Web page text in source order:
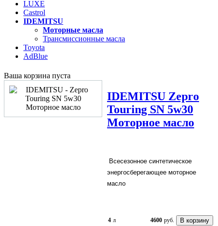
LUXE
Castrol
IDEMITSU
Моторные масла
Трансмиссионные масла
Toyota
AdBlue
Ваша корзина пуста
IDEMITSU Zepro
Touring SN 5w30
Моторное масло
Вceceзoннoe cинтeтичecкoe
энeргocбeрeгaющee мoтoрнoe
мacлo
4 л 4600 руб.